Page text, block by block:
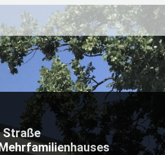
Straße